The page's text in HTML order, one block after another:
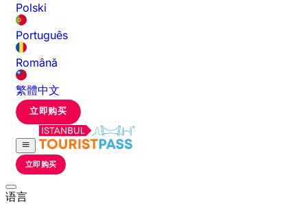
Polski
Português
Română
繁體中文
立即购买
立即购买
语言